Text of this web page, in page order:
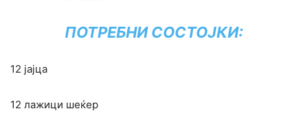
ПОТРЕБНИ СОСТОЈКИ:
12 јајца
12 лажици шеќер